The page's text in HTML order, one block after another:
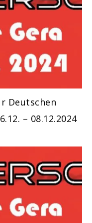
Deutschen
– 08.12.2024